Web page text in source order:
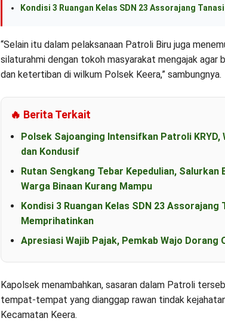
Kondisi 3 Ruangan Kelas SDN 23 Assorajang
“Selain itu dalam pelaksanaan Patroli Biru juga
silaturahmi dengan tokoh masyarakat mengajak agar
dan ketertiban di wilkum Polsek Keera,” sambungnya.
🔥 Berita Terkait
Polsek Sajoanging Intensifkan Patroli KRYD,
dan Kondusif
Rutan Sengkang Tebar Kepedulian,
Warga Binaan Kurang Mampu
Kondisi 3 Ruangan Kelas SDN 23
Memprihatinkan
Apresiasi Wajib Pajak, Pemkab Wajo Dorang
Kapolsek menambahkan, sasaran dalam Patroli
tempat-tempat yang dianggap rawan tindak
Kecamatan Keera.